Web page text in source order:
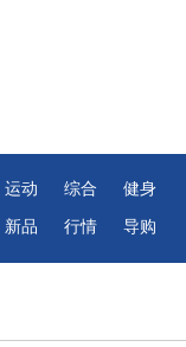
运动 综合 健身
新品 行情 导购